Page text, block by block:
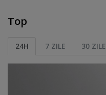
Top
24H 7 ZILE 30 ZILE